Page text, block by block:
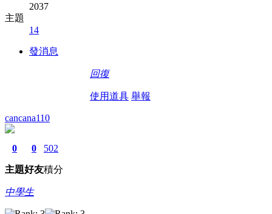
2037
主題
14
發消息
回復
使用道具 舉報
cancana110
0
主題
0
好友
502
積分
中學生